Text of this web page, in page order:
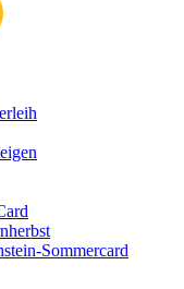
Sommercard